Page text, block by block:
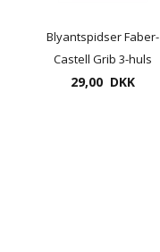
Blyantspidser Faber-
Castell Grib 3-huls
29,00 DKK